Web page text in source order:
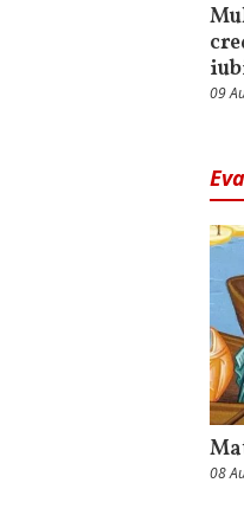
09
08